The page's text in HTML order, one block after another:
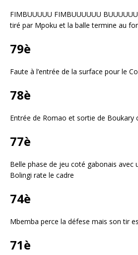
FIMBUUUUU FIMBUUUUUU
tiré par Mpoku et la balle termine au
79è
Faute à l’entrée de la surface pour le
78è
Entrée de Romao et sortie de Boukary
77è
Belle phase de jeu coté gabonais avec
Bolingi rate le cadre
74è
Mbemba perce la défese mais son tir
71è